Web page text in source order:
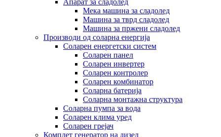
Апарат за сладолед
Мека машина за сладолед
Машина за тврд сладолед
Машина за пржени сладолед
Производи од соларна енергија
Соларен енергетски систем
Соларен панел
Соларен инвертер
Соларен контролер
Соларен комбинатор
Соларна батерија
Соларна монтажна структура
Соларна пумпа за вода
Соларен клима уред
Соларен грејач
Комплет генератор на дизел